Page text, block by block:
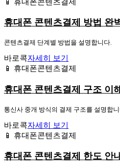
휴대폰 콘텐츠결제 방법 완
콘텐츠결제 단계별 방법을 설명합니다.
바로콕자세히 보기
📱 휴대폰콘텐츠결제
휴대폰 콘텐츠결제 구조 이
통신사 중개 방식의 결제 구조를 설명합니
바로콕자세히 보기
📱 휴대폰콘텐츠결제
휴대폰 콘텐츠결제 한도 안